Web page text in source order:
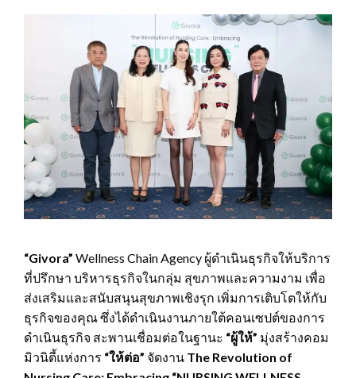
“Givora” Wellness Chain Agency ผู้ดำเนินธุรกิจให้บริการ
ที่ปรึกษา บริหารธุรกิจในกลุ่ม สุขภาพและความงาม เพื่อ
ส่งเสริมและสนับสนุนสุขภาพเชิงรุก เพิ่มการเติบโตให้กับ
ธุรกิจของคุณ ซึ่งได้ดำเนินงานภายใต้คอนเซปต์ของการ
ดำเนินธุรกิจ สะพานเชื่อมต่อในฐานะ “ผู้ให้” มุ่งสร้างคอม
มิวนิตี้แห่งการ “ให้ต่อ” จัดงาน The Revolution of